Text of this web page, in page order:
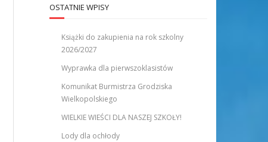
OSTATNIE WPISY
Książki do zakupienia na rok szkolny
2026/2027
Wyprawka dla pierwszoklasistów
Komunikat Burmistrza Grodziska
Wielkopolskiego
WIELKIE WIEŚCI DLA NASZEJ SZKOŁY!
Lody dla ochłody